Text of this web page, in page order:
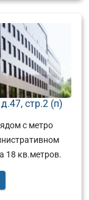
стр.2 (п)
с метро
18 кв.метров.